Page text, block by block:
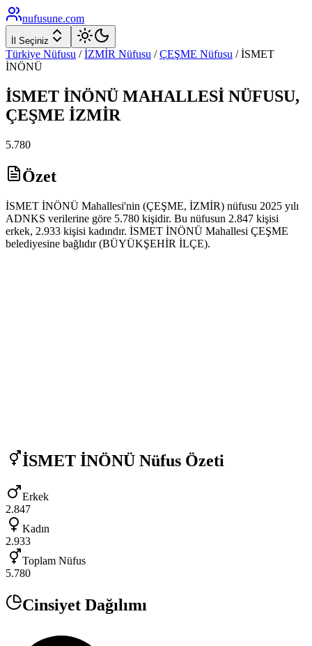
nufusune.com
İl Seçiniz
Türkiye Nüfusu / İZMİR Nüfusu / ÇEŞME Nüfusu /İSMET
İNÖNÜ
İSMET İNÖNÜ MAHALLESİ NÜFUSU,
ÇEŞME İZMİR
5.780
Özet
İSMET İNÖNÜ Mahallesi'nin (ÇEŞME, İZMİR) nüfusu 2025 yılı
ADNKS verilerine göre 5.780 kişidir. Bu nüfusun 2.847 kişisi
erkek, 2.933 kişisi kadındır. İSMET İNÖNÜ Mahallesi ÇEŞME
belediyesine bağlıdır (BÜYÜKŞEHİR İLÇE).
İSMET İNÖNÜ Nüfus Özeti
Erkek
2.847
Kadın
2.933
Toplam Nüfus
5.780
Cinsiyet Dağılımı